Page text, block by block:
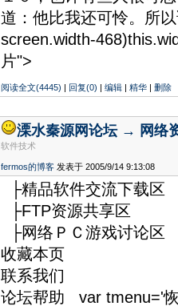
道：他比我还可怜。所
screen.width-
片">
阅读全文(4445) | 回复(0) | 编辑 | 精华 | 删除
溧水秦源网论坛 → 网络
软件技术
fermos的博客 发表于 2005/9/14 9:13:08
├精品软件交流下载区
├FTP资源共享区
├网络ＰＣ游戏讨论区
收藏本页
联系我们
论坛帮助 var tmenu='